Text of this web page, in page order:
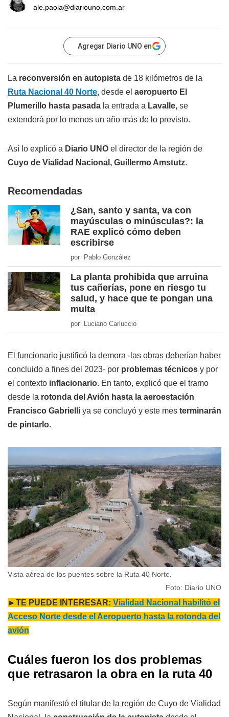
ale.paola@diariouno.com.ar
Agregar Diario UNO en
La reconversión en autopista de 18 kilómetros de la
Ruta Nacional 40 Norte, desde el aeropuerto El
Plumerillo hasta pasada la entrada a Lavalle, se
extenderá por lo menos un año más de lo previsto.
Así lo explicó a Diario UNO el director de la región de
Cuyo de Vialidad Nacional, Guillermo Amstutz.
Recomendadas
¿San, santo y santa, va con
mayúsculas o minúsculas?: la
RAE explicó cómo deben
escribirse
por Pablo González
La planta prohibida que arruina
tus cañerías, pone en riesgo tu
salud, y hace que te pongan una
multa
por Luciano Carluccio
El funcionario justificó la demora -las obras deberían haber
concluido a fines del 2023- por problemas técnicos y por
el contexto inflacionario. En tanto, explicó que el tramo
desde la rotonda del Avión hasta la aeroestación
Francisco Gabrielli ya se concluyó y este mes terminarán
de pintarlo.
Vista aérea de los puentes sobre la Ruta 40 Norte.
Foto: Diario UNO
►TE PUEDE INTERESAR: Vialidad Nacional habilitó el
Acceso Norte desde el Aeropuerto hasta la rotonda del
avión
Cuáles fueron los dos problemas
que retrasaron la obra en la ruta 40
Según manifestó el titular de la región de Cuyo de Vialidad